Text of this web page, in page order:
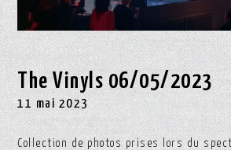
The Vinyls 06/05/2023
11 mai 2023
Collection de photos prises lors du